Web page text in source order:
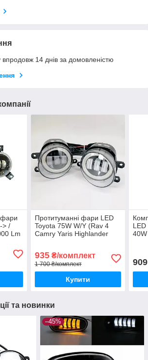
14 днів за домовленістю
фари
> /
Lm
Протитуманні фари LED
Toyota 75W W/Y (Rav 4
Camry Yaris Highlander
935₴/комплект
1 700 ₴/комплект
Купити
40W
909
та новинки
–45%